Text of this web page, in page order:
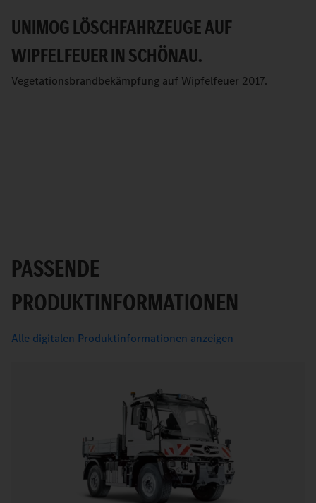
UNIMOG LÖSCHFAHRZEUGE AUF
WIPFELFEUER IN SCHÖNAU.
Vegetationsbrandbekämpfung auf Wipfelfeuer 2017.
PASSENDE
PRODUKTINFORMATIONEN
Alle digitalen Produktinformationen anzeigen